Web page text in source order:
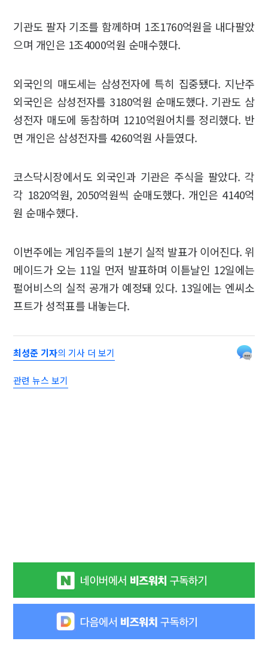
기관도 팔자 기조를 함께하며 1조1760억원을 내다팔았
으며 개인은 1조4000억원 순매수했다.
외국인의 매도세는 삼성전자에 특히 집중됐다. 지난주
외국인은 삼성전자를 3180억원 순매도했다. 기관도 삼
성전자 매도에 동참하며 1210억원어치를 정리했다. 반
면 개인은 삼성전자를 4260억원 사들였다.
코스닥시장에서도 외국인과 기관은 주식을 팔았다. 각
각 1820억원, 2050억원씩 순매도했다. 개인은 4140억
원 순매수했다.
이번주에는 게임주들의 1분기 실적 발표가 이어진다. 위
메이드가 오는 11일 먼저 발표하며 이튿날인 12일에는
펄어비스의 실적 공개가 예정돼 있다. 13일에는 엔씨소
프트가 성적표를 내놓는다.
최성준 기자의 기사 더 보기
관련 뉴스 보기